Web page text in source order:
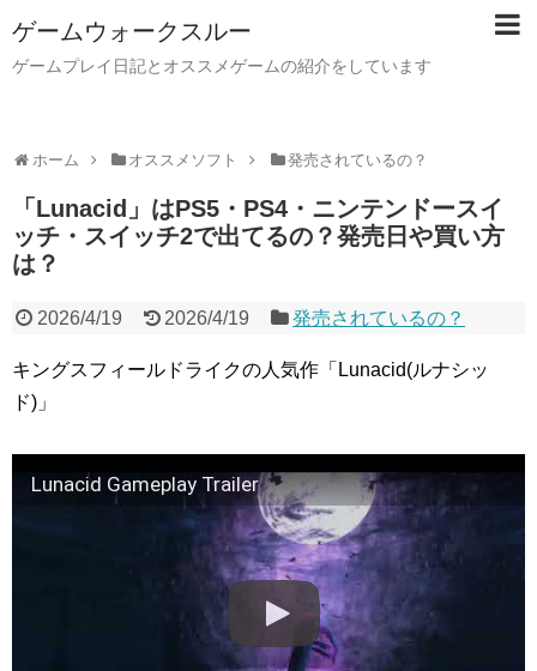
ゲームウォークスルー
ゲームプレイ日記とオススメゲームの紹介をしています
ホーム オススメソフト 発売されているの？
「Lunacid」はPS5・PS4・ニンテンドースイ
ッチ・スイッチ2で出てるの？発売日や買い方
は？
2026/4/19 2026/4/19 発売されているの？
キングスフィールドライクの人気作「Lunacid(ルナシッ
ド)」
Lunacid Gameplay Trailer